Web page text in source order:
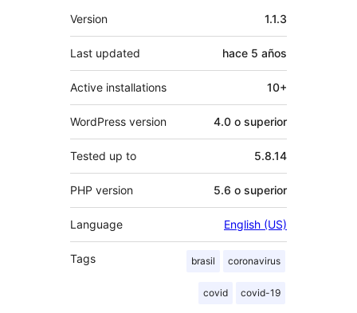
Meta
Version 1.1.3
Last updated hace 5 años
Active installations 10+
WordPress version 4.0 o superior
Tested up to 5.8.14
PHP version 5.6 o superior
Language English (US)
Tags brasil coronavirus
covid covid-19